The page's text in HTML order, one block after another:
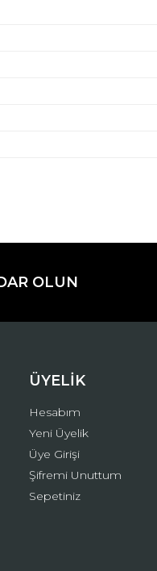
OLUN
ÜYELİK
Hesabım
Yeni Üyelik
Üye Girişi
Şifremi Unuttum
Sepetiniz